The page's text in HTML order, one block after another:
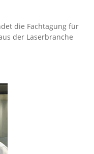
die Fachtagung für
der Laserbranche